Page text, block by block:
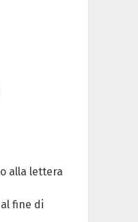
alla lettera
fine di